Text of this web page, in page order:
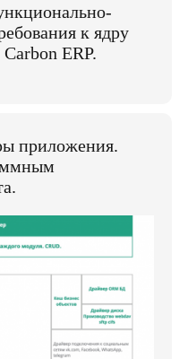
к ядру
ERP.
приложения.